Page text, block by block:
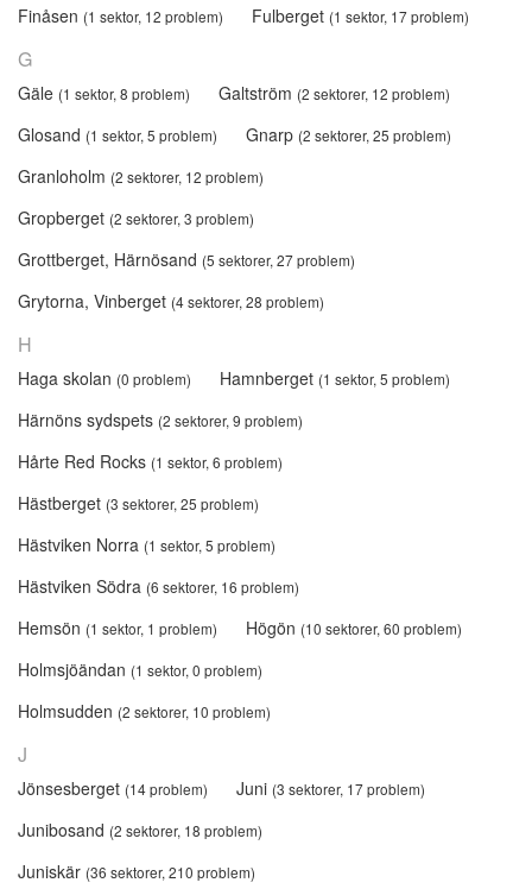
Finåsen (1 sektor, 12 problem) Fulberget (1 sektor, 17 problem)
G
Gäle (1 sektor, 8 problem) Galtström (2 sektorer, 12 problem)
Glosand (1 sektor, 5 problem) Gnarp (2 sektorer, 25 problem)
Granloholm (2 sektorer, 12 problem)
Gropberget (2 sektorer, 3 problem)
Grottberget, Härnösand (5 sektorer, 27 problem)
Grytorna, Vinberget (4 sektorer, 28 problem)
H
Haga skolan (0 problem) Hamnberget (1 sektor, 5 problem)
Härnöns sydspets (2 sektorer, 9 problem)
Hårte Red Rocks (1 sektor, 6 problem)
Hästberget (3 sektorer, 25 problem)
Hästviken Norra (1 sektor, 5 problem)
Hästviken Södra (6 sektorer, 16 problem)
Hemsön (1 sektor, 1 problem) Högön (10 sektorer, 60 problem)
Holmsjöändan (1 sektor, 0 problem)
Holmsudden (2 sektorer, 10 problem)
J
Jönsesberget (14 problem) Juni (3 sektorer, 17 problem)
Junibosand (2 sektorer, 18 problem)
Juniskär (36 sektorer, 210 problem)